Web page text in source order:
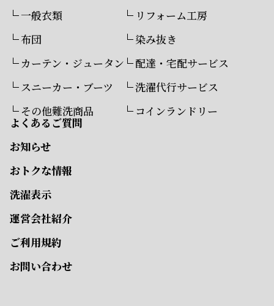
一般衣類
布団
カーテン・ジュータン
スニーカー・ブーツ
その他難洗商品
リフォーム工房
染み抜き
配達・宅配サービス
洗濯代行サービス
コインランドリー
よくあるご質問
お知らせ
おトクな情報
洗濯表示
運営会社紹介
ご利用規約
お問い合わせ